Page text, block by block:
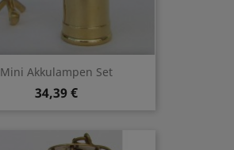
Mini Akkulampen Set
34,39 €